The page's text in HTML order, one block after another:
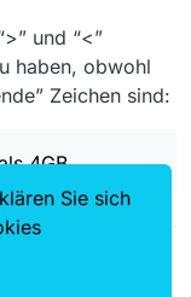
und “<”
haben, obwohl
Zeichen sind:
4GB
Sie sich